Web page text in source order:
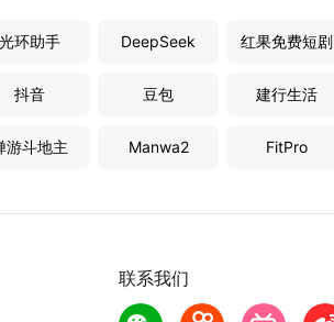
光环助手 DeepSeek 红果免费短剧
抖音 豆包 建行生活
游斗地主 Manwa2 FitPro
联系我们